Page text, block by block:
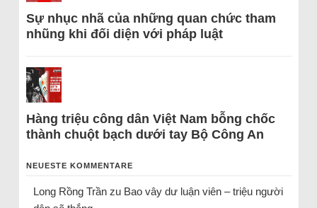
Sự nhục nhã của những quan chức tham
nhũng khi đối diện với pháp luật
Hàng triệu công dân Việt Nam bỗng chốc
thành chuột bạch dưới tay Bộ Công An
NEUESTE KOMMENTARE
Long Rồng Trầnzu Bao vây dư luận viên – triệu người